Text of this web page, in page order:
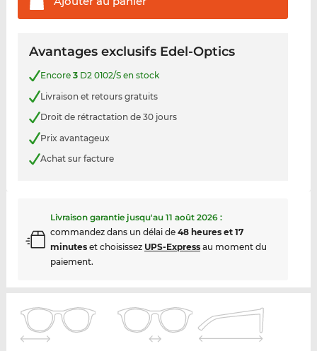
Avantages exclusifs Edel-Optics
Encore 3D2 0102/S en stock
Livraison et retours gratuits
Droit de rétractation de 30 jours
Prix avantageux
Achat sur facture
Livraison garantie jusqu'au 11 août 2026:
commandez dans un délai de 48 heures et 17
minuteset choisissez UPS-Expressau moment du
paiement.